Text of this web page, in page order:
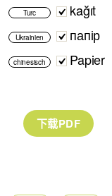
Turc kağıt
Ukrainien папір
chinesisch Papier